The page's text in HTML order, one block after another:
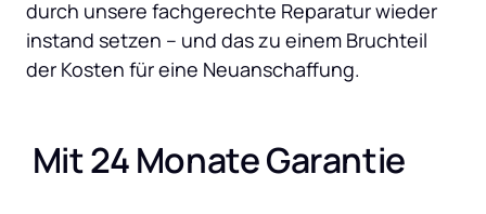
durch unsere fachgerechte Reparatur wieder
instand setzen – und das zu einem Bruchteil
der Kosten für eine Neuanschaffung.
Mit 24 Monate Garantie